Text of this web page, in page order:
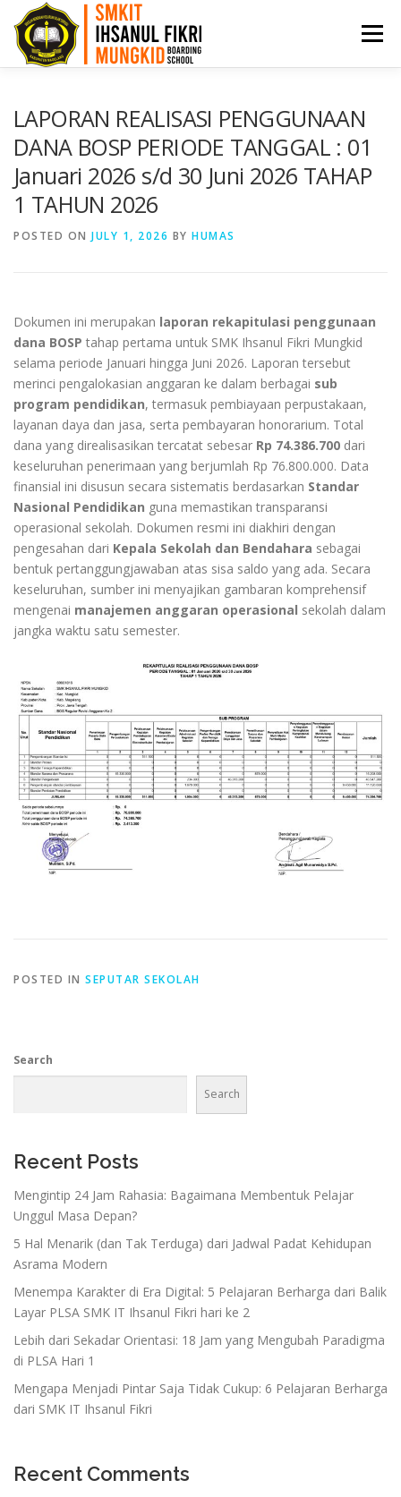
Menu
PRESTASI AKADEMI BKK KONTAK
LAPORAN REALISASI PENGGUNAAN
DANA BOSP PERIODE TANGGAL : 01
Januari 2026 s/d 30 Juni 2026 TAHAP
1 TAHUN 2026
POSTED ON JULY 1, 2026 BY HUMAS
Dokumen ini merupakan laporan rekapitulasi penggunaan
dana BOSP tahap pertama untuk SMK Ihsanul Fikri Mungkid
selama periode Januari hingga Juni 2026. Laporan tersebut
merinci pengalokasian anggaran ke dalam berbagai sub
program pendidikan, termasuk pembiayaan perpustakaan,
layanan daya dan jasa, serta pembayaran honorarium. Total
dana yang direalisasikan tercatat sebesar Rp 74.386.700 dari
keseluruhan penerimaan yang berjumlah Rp 76.800.000. Data
finansial ini disusun secara sistematis berdasarkan Standar
Nasional Pendidikan guna memastikan transparansi
operasional sekolah. Dokumen resmi ini diakhiri dengan
pengesahan dari Kepala Sekolah dan Bendahara sebagai
bentuk pertanggungjawaban atas sisa saldo yang ada. Secara
keseluruhan, sumber ini menyajikan gambaran komprehensif
mengenai manajemen anggaran operasional sekolah dalam
jangka waktu satu semester.
POSTED IN SEPUTAR SEKOLAH
Search
Search
Recent Posts
Mengintip 24 Jam Rahasia: Bagaimana Membentuk Pelajar
Unggul Masa Depan?
5 Hal Menarik (dan Tak Terduga) dari Jadwal Padat Kehidupan
Asrama Modern
Menempa Karakter di Era Digital: 5 Pelajaran Berharga dari Balik
Layar PLSA SMK IT Ihsanul Fikri hari ke 2
Lebih dari Sekadar Orientasi: 18 Jam yang Mengubah Paradigma
di PLSA Hari 1
Mengapa Menjadi Pintar Saja Tidak Cukup: 6 Pelajaran Berharga
dari SMK IT Ihsanul Fikri
Recent Comments